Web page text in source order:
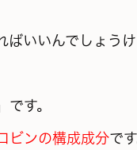
いいんでしょうけ
です。
ビンの構成成分で